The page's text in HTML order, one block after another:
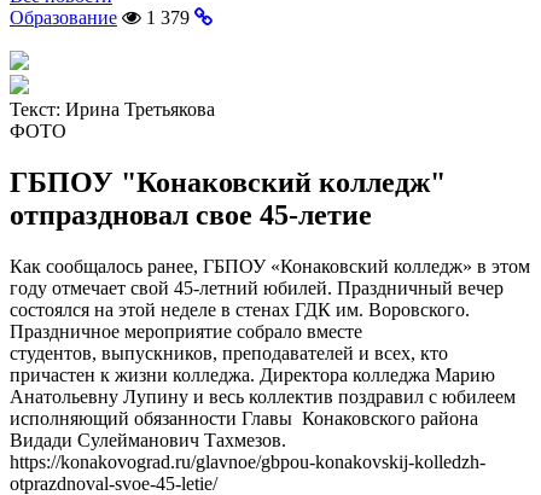
Образование
1 379
Текст: Ирина Третьякова
ФОТО
ГБПОУ "Конаковский колледж"
отпраздновал свое 45-летие
Как сообщалось ранее, ГБПОУ «Конаковский колледж» в этом
году отмечает свой 45-летний юбилей. Праздничный вечер
состоялся на этой неделе в стенах ГДК им. Воровского.
Праздничное мероприятие собрало вместе
студентов, выпускников, преподавателей и всех, кто
причастен к жизни колледжа. Директора колледжа Марию
Анатольевну Лупину и весь коллектив поздравил с юбилеем
исполняющий обязанности Главы Конаковского района
Видади Сулейманович Тахмезов.
https://konakovograd.ru/glavnoe/gbpou-konakovskij-kolledzh-
otprazdnoval-svoe-45-letie/